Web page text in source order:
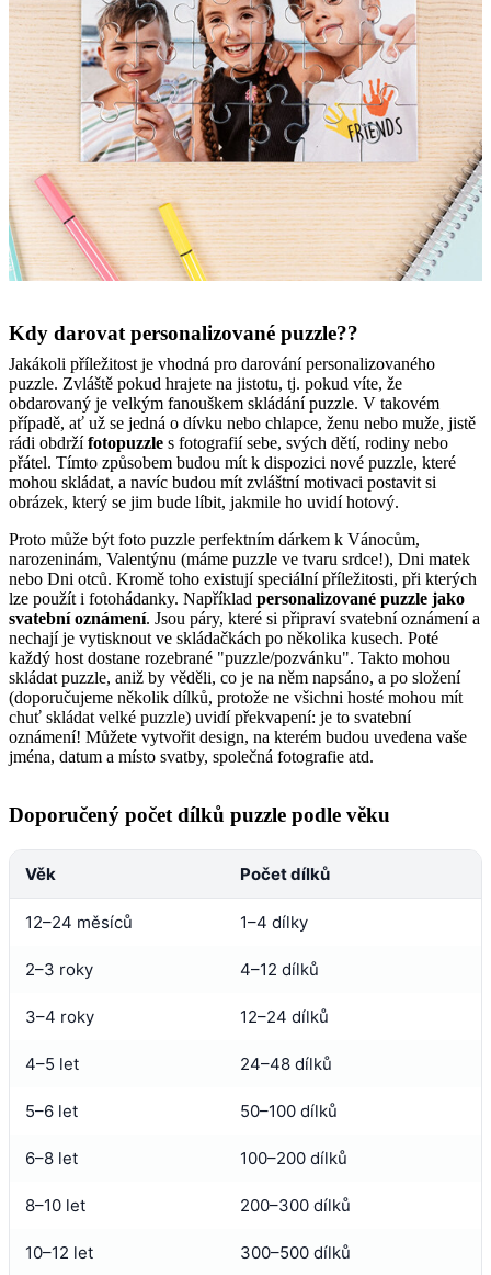
Kdy darovat personalizované puzzle??
Jakákoli příležitost je vhodná pro darování personalizovaného
puzzle. Zvláště pokud hrajete na jistotu, tj. pokud víte, že
obdarovaný je velkým fanouškem skládání puzzle. V takovém
případě, ať už se jedná o dívku nebo chlapce, ženu nebo muže, jistě
rádi obdržífotopuzzle s fotografií sebe, svých dětí, rodiny nebo
přátel. Tímto způsobem budou mít k dispozici nové puzzle, které
mohou skládat, a navíc budou mít zvláštní motivaci postavit si
obrázek, který se jim bude líbit, jakmile ho uvidí hotový.
Proto může být foto puzzle perfektním dárkem k Vánocům,
narozeninám, Valentýnu (máme puzzle ve tvaru srdce!), Dni matek
nebo Dni otců. Kromě toho existují speciální příležitosti, při kterých
lze použít i fotohádanky. Například personalizované puzzle jako
svatební oznámení. Jsou páry, které si připraví svatební oznámení a
nechají je vytisknout ve skládačkách po několika kusech. Poté
každý host dostane rozebrané "puzzle/pozvánku". Takto mohou
skládat puzzle, aniž by věděli, co je na něm napsáno, a po složení
(doporučujeme několik dílků, protože ne všichni hosté mohou mít
chuť skládat velké puzzle) uvidí překvapení: je to svatební
oznámení! Můžete vytvořit design, na kterém budou uvedena vaše
jména, datum a místo svatby, společná fotografie atd.
Doporučený počet dílků puzzle podle věku
Věk Počet dílků
12–24 měsíců 1–4 dílky
2–3 roky 4–12 dílků
3–4 roky 12–24 dílků
4–5 let 24–48 dílků
5–6 let 50–100 dílků
6–8 let 100–200 dílků
8–10 let 200–300 dílků
10–12 let 300–500 dílků